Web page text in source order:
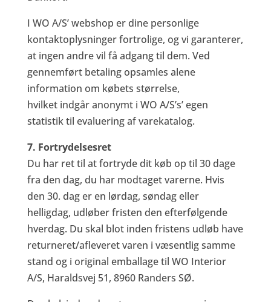
I WO A/S’ webshop er dine personlige
kontaktoplysninger fortrolige, og vi garanterer,
at ingen andre vil få adgang til dem. Ved
gennemført betaling opsamles alene
information om købets størrelse,
hvilket indgår anonymt i WO A/S’s’ egen
statistik til evaluering af varekatalog.
7. Fortrydelsesret
Du har ret til at fortryde dit køb op til 30 dage
fra den dag, du har modtaget varerne. Hvis
den 30. dag er en lørdag, søndag eller
helligdag, udløber fristen den efterfølgende
hverdag. Du skal blot inden fristens udløb have
returneret/afleveret varen i væsentlig samme
stand og i original emballage til WO Interior
A/S, Haraldsvej 51, 8960 Randers SØ.